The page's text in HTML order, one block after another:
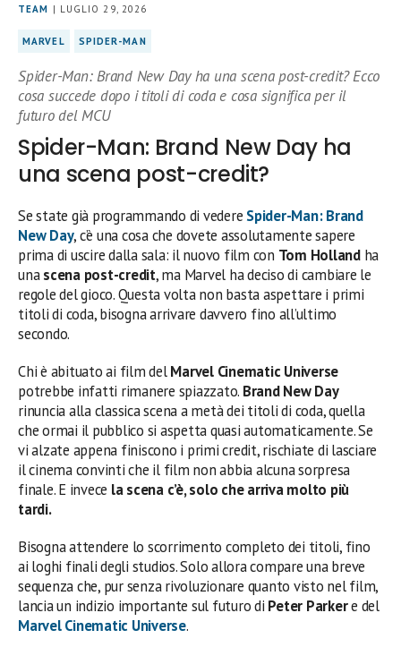
TEAM | LUGLIO 29, 2026
MARVEL SPIDER-MAN
Spider-Man: Brand New Day ha una scena post-credit? Ecco
cosa succede dopo i titoli di coda e cosa significa per il
futuro del MCU
Spider-Man: Brand New Day ha
una scena post-credit?
Se state già programmando di vedere Spider-Man: Brand
New Day, c’è una cosa che dovete assolutamente sapere
prima di uscire dalla sala: il nuovo film con Tom Hollandha
unascena post-credit, ma Marvel ha deciso di cambiare le
regole del gioco. Questa volta non basta aspettare i primi
titoli di coda, bisogna arrivare davvero fino all’ultimo
secondo.
Chi è abituato ai film delMarvel Cinematic Universe
potrebbe infatti rimanere spiazzato. Brand New Day
rinuncia alla classica scena a metà dei titoli di coda, quella
che ormai il pubblico si aspetta quasi automaticamente. Se
vi alzate appena finiscono i primi credit, rischiate di lasciare
il cinema convinti che il film non abbia alcuna sorpresa
finale. E invece la scena c’è, solo che arriva molto più
tardi.
Bisogna attendere lo scorrimento completo dei titoli, fino
ai loghi finali degli studios. Solo allora compare una breve
sequenza che, pur senza rivoluzionare quanto visto nel film,
lancia un indizio importante sul futuro di Peter Parkere del
Marvel Cinematic Universe.